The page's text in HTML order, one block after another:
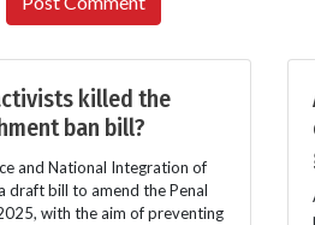
killed the
ban bill?
and National Integration of
draft bill to amend the Penal
with the aim of preventing